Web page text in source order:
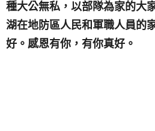
種大公無私，以部隊為家的大
湖在地防區人民和軍職人員的
好。感恩有你，有你真好。
後學 前澎湖縣